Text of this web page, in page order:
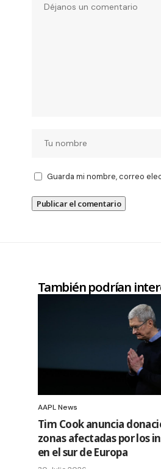
Guarda mi nombre, correo
También podrían
AAPL News
Tim Cook anuncia
zonas afectadas por los
en el sur de Europa